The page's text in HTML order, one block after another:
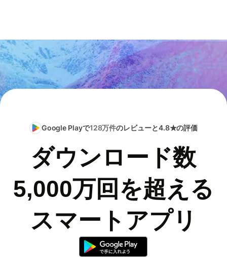
Google Playで128万件のレビューと4.8★の評価
ダウンロード数
5,000万回を超える
スマートアプリ